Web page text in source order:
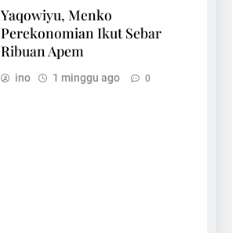
Yaqowiyu, Menko
Perekonomian Ikut Sebar
Ribuan Apem
ino 1 minggu ago 0